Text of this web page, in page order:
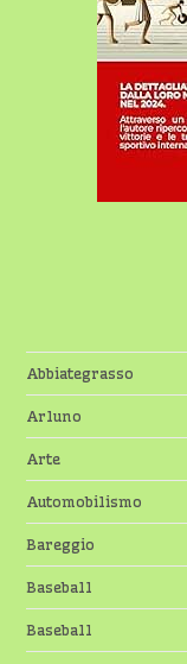
Abbiategrasso
Arluno
Arte
Automobilismo
Bareggio
Baseball
Baseball